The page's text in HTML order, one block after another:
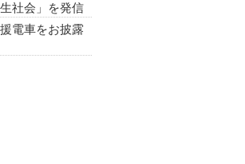
社会」を発信
電車をお披露